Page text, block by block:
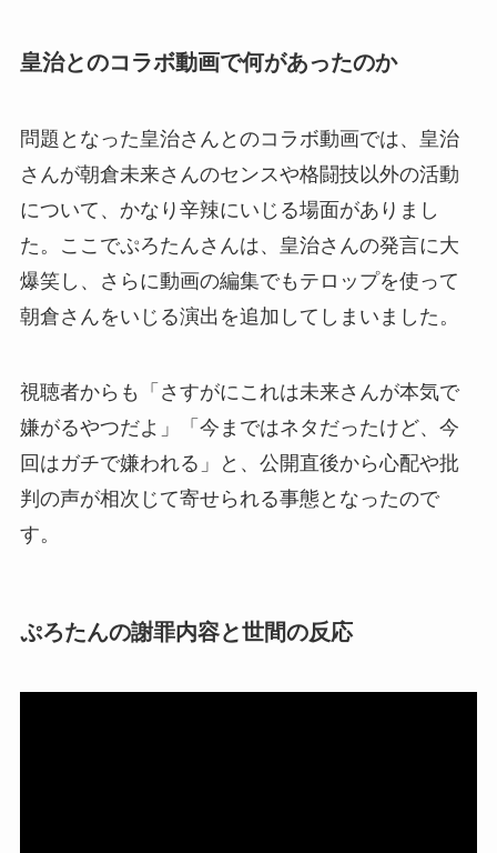
皇治とのコラボ動画で何があったのか
問題となった皇治さんとのコラボ動画では、皇治
さんが朝倉未来さんのセンスや格闘技以外の活動
について、かなり辛辣にいじる場面がありまし
た。ここでぷろたんさんは、皇治さんの発言に大
爆笑し、さらに動画の編集でもテロップを使って
朝倉さんをいじる演出を追加してしまいました。
視聴者からも「さすがにこれは未来さんが本気で
嫌がるやつだよ」「今まではネタだったけど、今
回はガチで嫌われる」と、公開直後から心配や批
判の声が相次じて寄せられる事態となったので
す。
ぷろたんの謝罪内容と世間の反応